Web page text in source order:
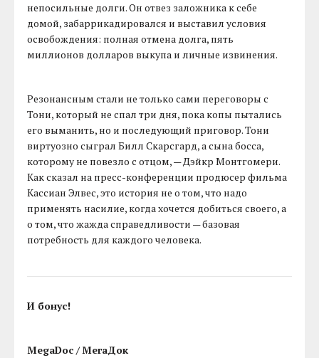
непосильные долги. Он отвез заложника к себе
домой, забаррикадировался и выставил условия
освобождения: полная отмена долга, пять
миллионов долларов выкупа и личные извинения.
Резонансным стали не только сами переговоры с
Тони, который не спал три дня, пока копы пытались
его выманить, но и последующий приговор. Тони
виртуозно сыграл Билл Скарсгард, а сына босса,
которому не повезло с отцом, — Дэйкр Монтгомери.
Как сказал на пресс-конференции продюсер фильма
Кассиан Элвес, это история не о том, что надо
применять насилие, когда хочется добиться своего, а
о том, что жажда справедливости — базовая
потребность для каждого человека.
И бонус!
MegaDoc /МегаДок